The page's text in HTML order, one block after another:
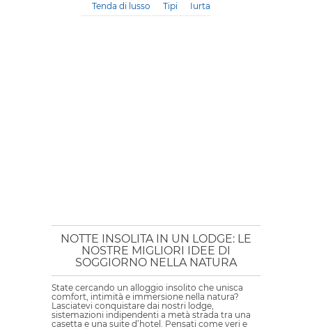
Tenda di lusso
Tipi Iurta
NOTTE INSOLITA IN UN LODGE: LE
NOSTRE MIGLIORI IDEE DI
SOGGIORNO NELLA NATURA
State cercando un alloggio insolito che unisca
comfort, intimità e immersione nella natura?
Lasciatevi conquistare dai nostri lodge,
sistemazioni indipendenti a metà strada tra una
casetta e una suite d’hotel. Pensati come veri e